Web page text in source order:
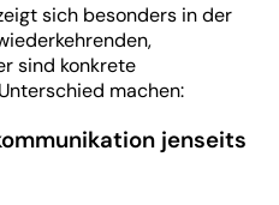
sich besonders in der
sind konkrete
machen:
jenseits